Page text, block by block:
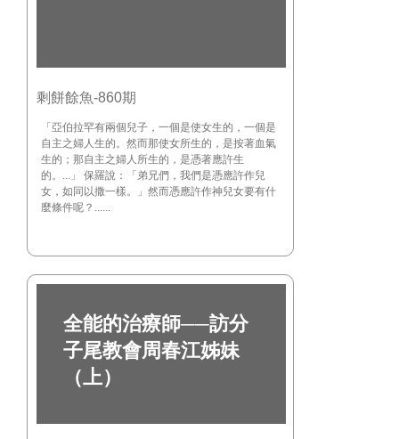
剩餅餘魚-860期
「亞伯拉罕有兩個兒子，一個是使女生的，一個是
自主之婦人生的。然而那使女所生的，是按著血氣
生的；那自主之婦人所生的，是憑著應許生
的。...」 保羅說：「弟兄們，我們是憑應許作兒
女，如同以撒一樣。」然而憑應許作神兒女要有什
麼條件呢？......
全能的治療師──訪分
子尾教會周春江姊妹
（上）